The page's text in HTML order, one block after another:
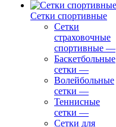
Сетки спортивные
Сетки
страховочные
спортивные —
Баскетбольные
сетки —
Волейбольные
сетки —
Теннисные
сетки —
Сетки для